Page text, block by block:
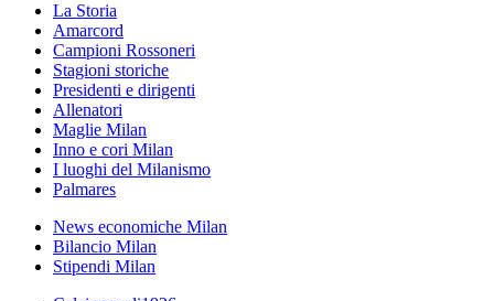
La Storia
Amarcord
Campioni Rossoneri
Stagioni storiche
Presidenti e dirigenti
Allenatori
Maglie Milan
Inno e cori Milan
I luoghi del Milanismo
Palmares
News economiche Milan
Bilancio Milan
Stipendi Milan